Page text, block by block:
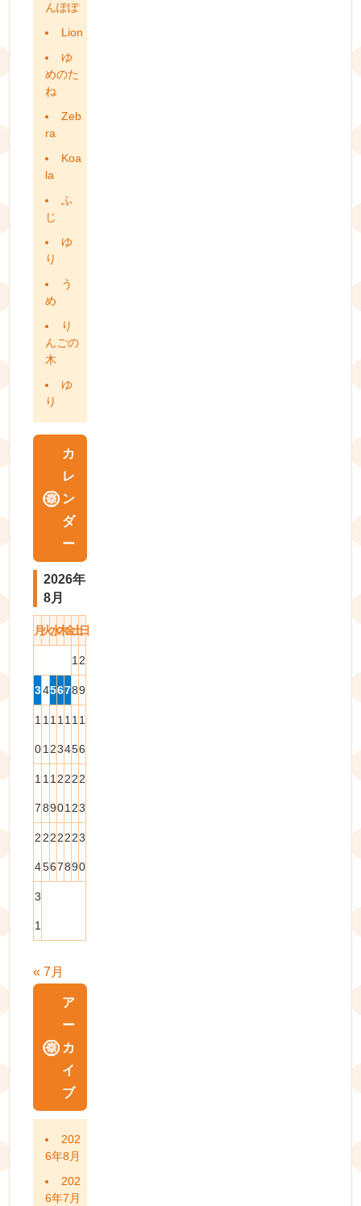
んぽぽ
Lion
ゆ
めのた
ね
Zeb
ra
Koa
la
ふ
じ
ゆ
り
う
め
り
んごの
木
ゆ
り
カ
レ
ン
ダ
ー
2026年
8月
月火水木金土日
1 2
3456789
1
0
1
1
1
2
1
3
1
4
1
5
1
6
1
7
1
8
1
9
2
0
2
1
2
2
2
3
2
4
2
5
2
6
2
7
2
8
2
9
3
0
3
1
« 7月
ア
ー
カ
イ
ブ
202
6年8月
202
6年7月